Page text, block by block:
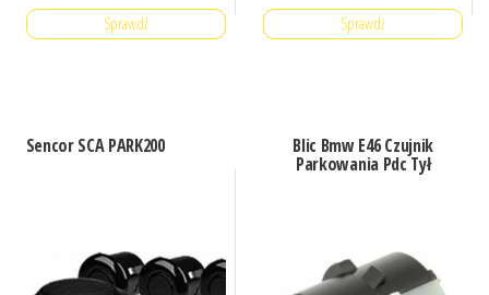
Sprawdź Sprawdź
Sencor SCA PARK200 Blic Bmw E46 Czujnik
Parkowania Pdc Tył